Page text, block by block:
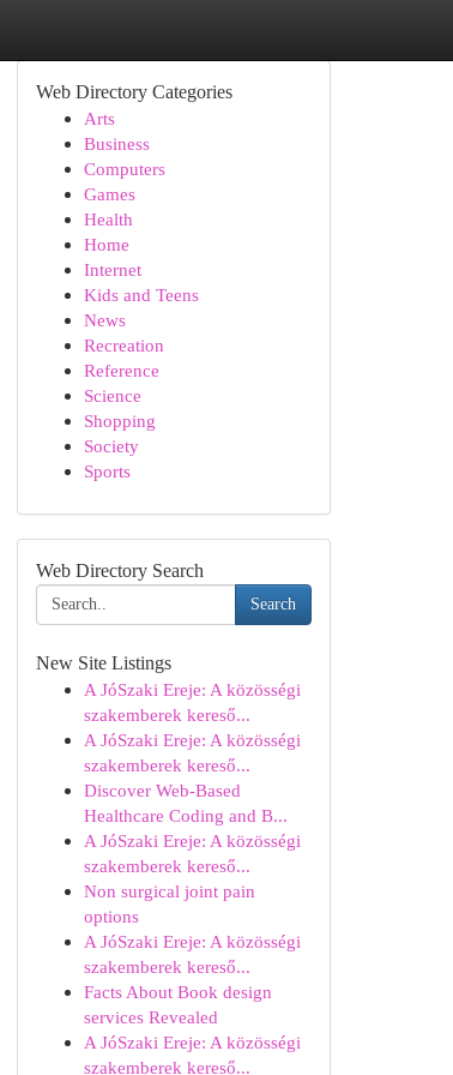
Web Directory Categories
Arts
Business
Computers
Games
Health
Home
Internet
Kids and Teens
News
Recreation
Reference
Science
Shopping
Society
Sports
Web Directory Search
Search
New Site Listings
A JóSzaki Ereje: A közösségi
szakemberek kereső...
A JóSzaki Ereje: A közösségi
szakemberek kereső...
Discover Web-Based
Healthcare Coding and B...
A JóSzaki Ereje: A közösségi
szakemberek kereső...
Non surgical joint pain
options
A JóSzaki Ereje: A közösségi
szakemberek kereső...
Facts About Book design
services Revealed
A JóSzaki Ereje: A közösségi
szakemberek kereső...